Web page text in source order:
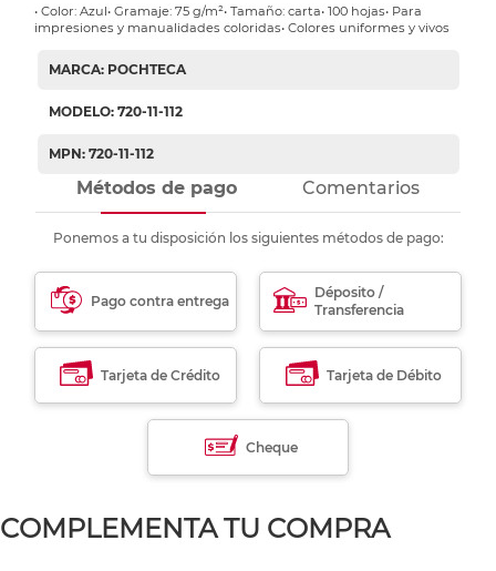
• Color: Azul• Gramaje: 75 g/m²• Tamaño: carta• 100 hojas• Para
impresiones y manualidades coloridas• Colores uniformes y vivos
MARCA: POCHTECA
MODELO: 720-11-112
MPN: 720-11-112
Métodos de pago Comentarios
Ponemos a tu disposición los siguientes métodos de pago:
Pago contra entrega
Déposito /
Transferencia
Tarjeta de Crédito Tarjeta de Débito
Cheque
COMPLEMENTA TU COMPRA